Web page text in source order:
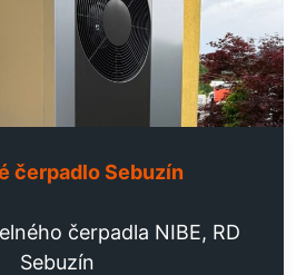
čerpadlo Sebuzín
čerpadla NIBE, RD
Sebuzín